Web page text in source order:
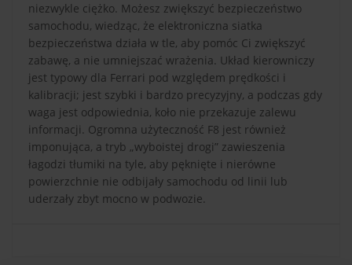
niezwykle ciężko. Możesz zwiększyć bezpieczeństwo
samochodu, wiedząc, że elektroniczna siatka
bezpieczeństwa działa w tle, aby pomóc Ci zwiększyć
zabawę, a nie umniejszać wrażenia. Układ kierowniczy
jest typowy dla Ferrari pod względem prędkości i
kalibracji; jest szybki i bardzo precyzyjny, a podczas gdy
waga jest odpowiednia, koło nie przekazuje zalewu
informacji. Ogromna użyteczność F8 jest również
imponująca, a tryb „wyboistej drogi” zawieszenia
łagodzi tłumiki na tyle, aby pęknięte i nierówne
powierzchnie nie odbijały samochodu od linii lub
uderzały zbyt mocno w podwozie.